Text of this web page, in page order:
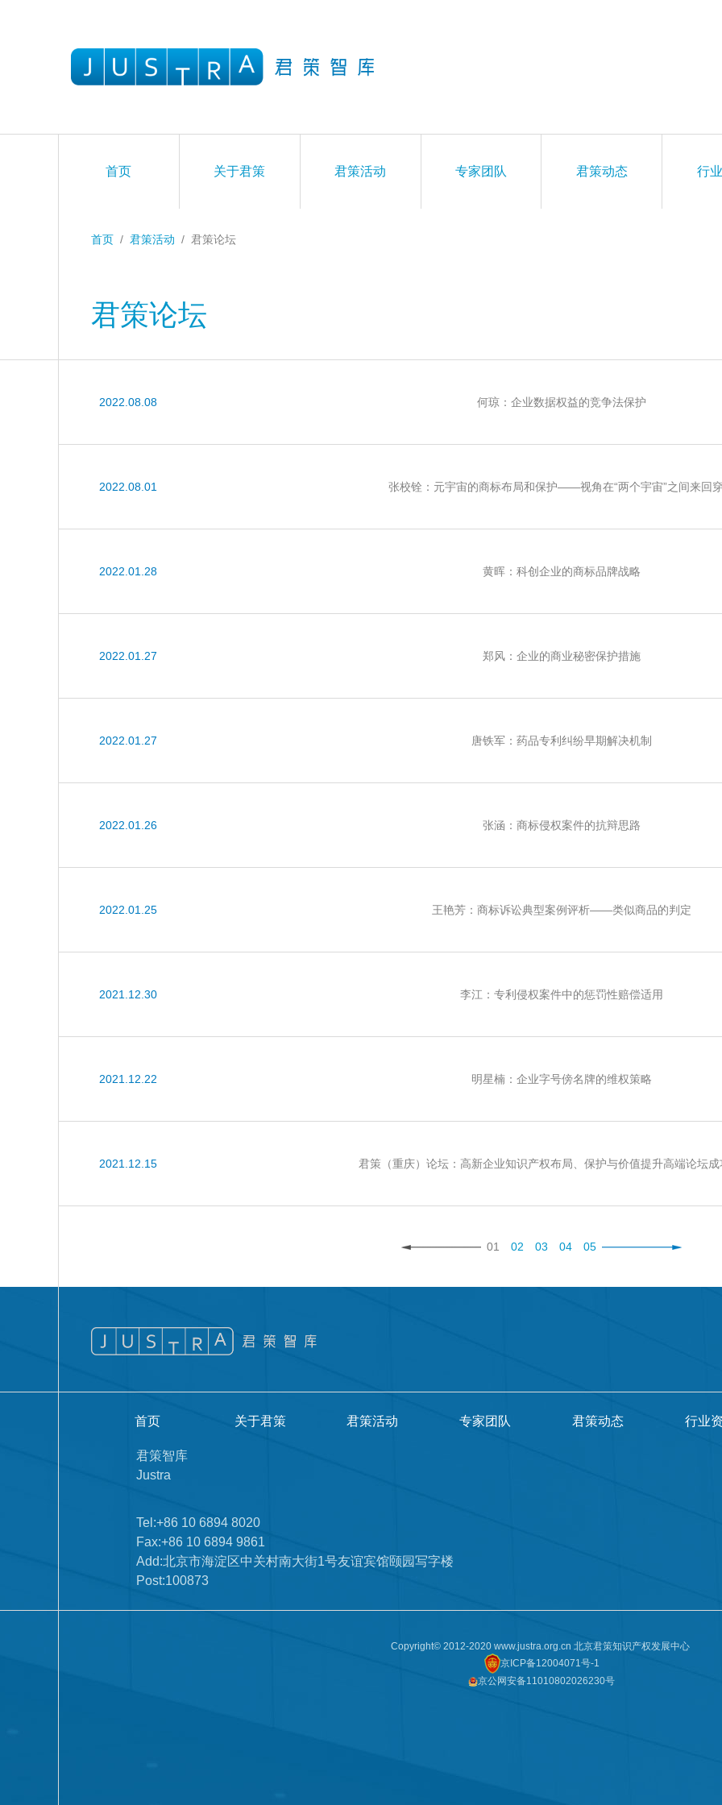
首页 关于君策 君策活动 专家团队 君策动态 行
首页 / 君策活动 / 君策论坛
君策论坛
2022.08.08 何琼：企业数据权益的竞争法保护
2022.08.01 张校铨：元宇宙的商标布局和保护——视角在“两个宇宙”之间来回
2022.01.28 黄晖：科创企业的商标品牌战略
2022.01.27 郑风：企业的商业秘密保护措施
2022.01.27 唐铁军：药品专利纠纷早期解决机制
2022.01.26 张涵：商标侵权案件的抗辩思路
2022.01.25 王艳芳：商标诉讼典型案例评析——类似商品的判定
2021.12.30 李江：专利侵权案件中的惩罚性赔偿适用
2021.12.22 明星楠：企业字号傍名牌的维权策略
2021.12.15 君策（重庆）论坛：高新企业知识产权布局、保护与价值提升高端论坛
01 02 03 04 05
首页 关于君策 君策活动 专家团队 君策动态 行业
君策智库
Justra
Tel:+86 10 6894 8020
Fax:+86 10 6894 9861
Add:北京市海淀区中关村南大街1号友谊宾馆颐园写字楼
Post:100873
Copyright© 2012-2020 www.justra.org.cn 北京君策知识产权发展中心
京ICP备12004071号-1
京公网安备11010802026230号